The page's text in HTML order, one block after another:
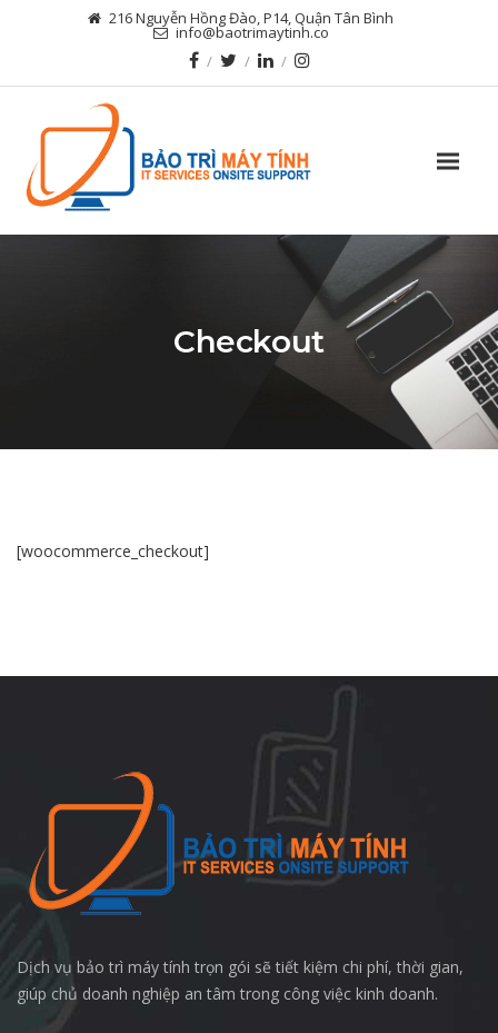
216 Nguyễn Hồng Đào, P14, Quận Tân Bình
info@baotrimaytinh.co
Checkout
[woocommerce_checkout]
Dịch vụ bảo trì máy tính trọn gói sẽ tiết kiệm chi phí, thời gian,
giúp chủ doanh nghiệp an tâm trong công việc kinh doanh.